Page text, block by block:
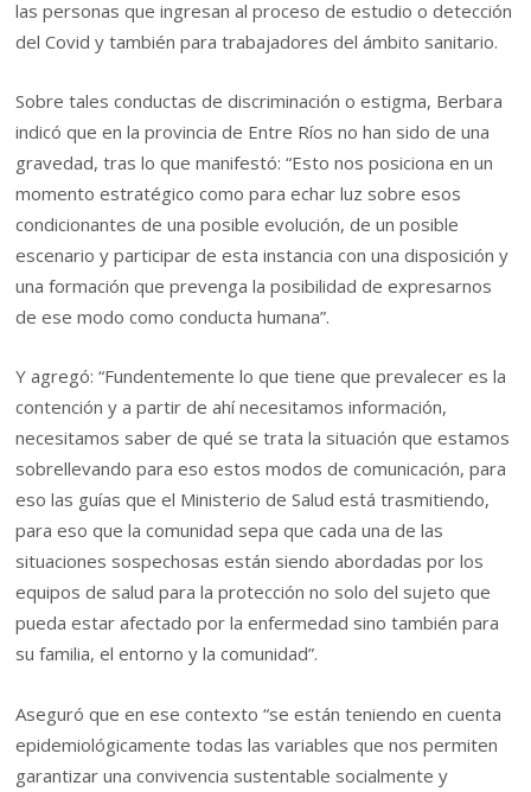
las personas que ingresan al proceso de estudio o detección
del Covid y también para trabajadores del ámbito sanitario.
Sobre tales conductas de discriminación o estigma, Berbara
indicó que en la provincia de Entre Ríos no han sido de una
gravedad, tras lo que manifestó: “Esto nos posiciona en un
momento estratégico como para echar luz sobre esos
condicionantes de una posible evolución, de un posible
escenario y participar de esta instancia con una disposición y
una formación que prevenga la posibilidad de expresarnos
de ese modo como conducta humana”.
Y agregó: “Fundentemente lo que tiene que prevalecer es la
contención y a partir de ahí necesitamos información,
necesitamos saber de qué se trata la situación que estamos
sobrellevando para eso estos modos de comunicación, para
eso las guías que el Ministerio de Salud está trasmitiendo,
para eso que la comunidad sepa que cada una de las
situaciones sospechosas están siendo abordadas por los
equipos de salud para la protección no solo del sujeto que
pueda estar afectado por la enfermedad sino también para
su familia, el entorno y la comunidad”.
Aseguró que en ese contexto “se están teniendo en cuenta
epidemiológicamente todas las variables que nos permiten
garantizar una convivencia sustentable socialmente y